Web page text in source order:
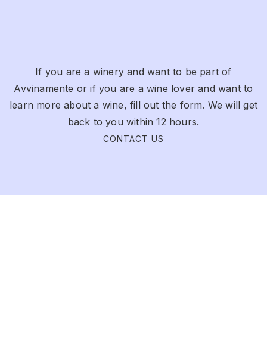
If you are a winery and want to be part of
Avvinamente or if you are a wine lover and want to
learn more about a wine, fill out the form. We will get
back to you within 12 hours.
CONTACT US